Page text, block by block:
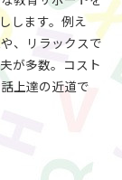
英会話学習
ド
の教室選び
方ポイント
します。例え
、リラックスで
が多数。コスト
上達の近道で